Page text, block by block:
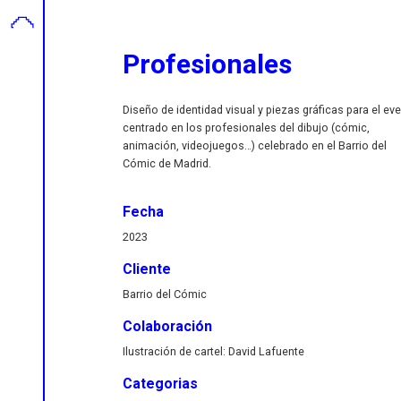
Profesionales
Diseño de identidad visual y piezas gráficas para el
centrado en los profesionales del dibujo (cómic,
animación, videojuegos…) celebrado en el Barrio del
Cómic de Madrid.
Fecha
2023
Cliente
Barrio del Cómic
Colaboración
Ilustración de cartel: David Lafuente
Categorias